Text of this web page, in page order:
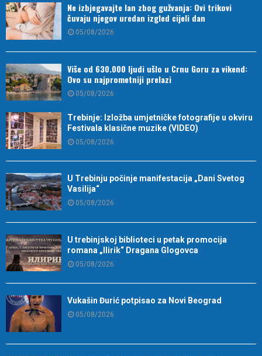
Ne izbjegavajte lan zbog gužvanja: Ovi trikovi
čuvaju njegov uredan izgled cijeli dan
05/08/2026
Više od 630.000 ljudi ušlo u Crnu Goru za vikend:
Ovo su najprometniji prelazi
05/08/2026
Trebinje: Izložba umjetničke fotografije u okviru
Festivala klasične muzike (VIDEO)
05/08/2026
U Trebinju počinje manifestacija „Dani Svetog
Vasilija“
05/08/2026
U trebinjskoj biblioteci u petak promocija
romana „Ilirik“ Dragana Glogovca
05/08/2026
Vukašin Đurić potpisao za Novi Beograd
05/08/2026